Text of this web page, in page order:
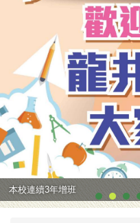
本校連續3年增班